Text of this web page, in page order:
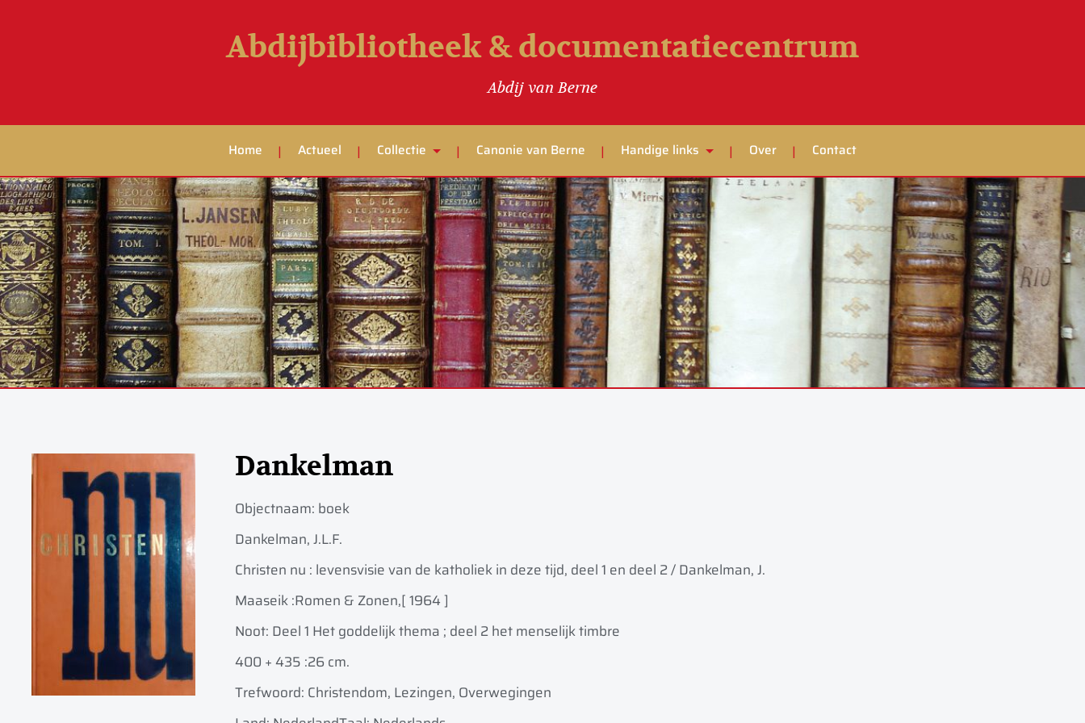
Abdijbibliotheek & documentatiecentrum
Abdij van Berne
Home Actueel Collectie Canonie van Berne Handige links Over Contact
Dankelman
Objectnaam: boek
Dankelman, J.L.F.
Christen nu : levensvisie van de katholiek in deze tijd, deel 1 en deel 2 / Dankelman, J.
Maaseik :Romen & Zonen,[ 1964 ]
Noot: Deel 1 Het goddelijk thema ; deel 2 het menselijk timbre
400 + 435 :26 cm.
Trefwoord: Christendom, Lezingen, Overwegingen